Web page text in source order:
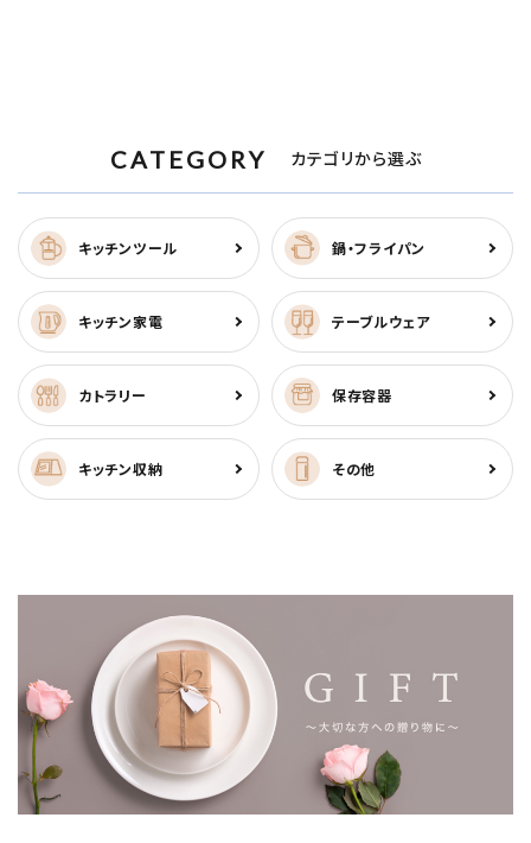
CATEGORY カテゴリから選ぶ
キッチンツール 鍋・フライパン
キッチン家電 テーブルウェア
カトラリー 保存容器
キッチン収納 その他